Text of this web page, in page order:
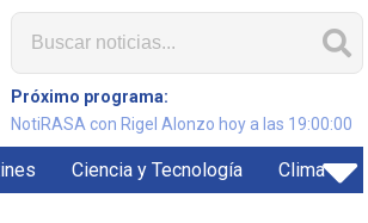
Próximo programa:
NotiRASA con Rigel Alonzo hoy a las 19:00:00
Ciencia y Tecnología Clima